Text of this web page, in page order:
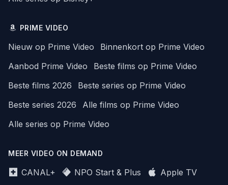
PRIME VIDEO
Nieuw op Prime Video
Binnenkort op Prime Video
Aanbod Prime Video
Beste films op Prime Video
Beste films 2026
Beste series op Prime Video
Beste series 2026
Alle films op Prime Video
Alle series op Prime Video
MEER VIDEO ON DEMAND
CANAL+ NPO Start & Plus Apple TV